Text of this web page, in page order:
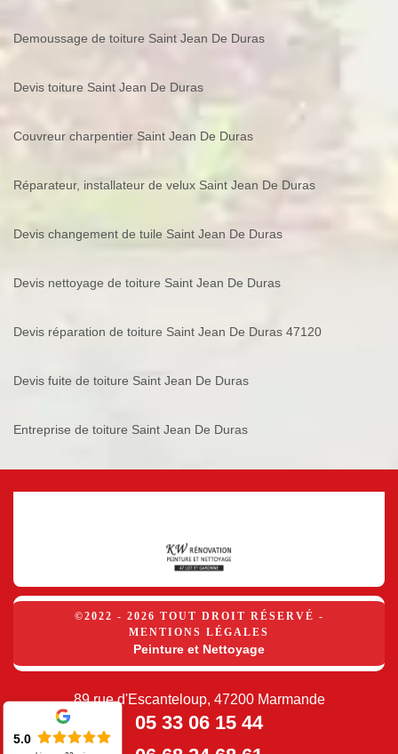
Demoussage de toiture Saint Jean De Duras
Devis toiture Saint Jean De Duras
Couvreur charpentier Saint Jean De Duras
Réparateur, installateur de velux Saint Jean De Duras
Devis changement de tuile Saint Jean De Duras
Devis nettoyage de toiture Saint Jean De Duras
Devis réparation de toiture Saint Jean De Duras 47120
Devis fuite de toiture Saint Jean De Duras
Entreprise de toiture Saint Jean De Duras
©2022 - 2026 TOUT DROIT RÉSERVÉ -
MENTIONS LÉGALES
Peinture et Nettoyage
89 rue d'Escanteloup, 47200 Marmande
05 33 06 15 44
5.0